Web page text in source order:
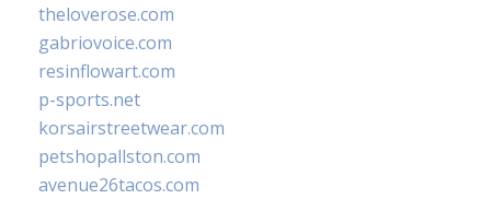
theloverose.com
gabriovoice.com
resinflowart.com
p-sports.net
korsairstreetwear.com
petshopallston.com
avenue26tacos.com